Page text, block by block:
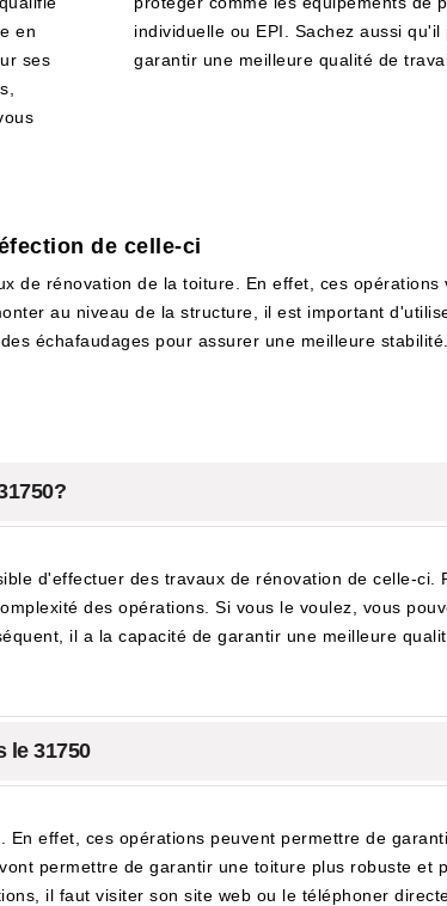
en
ses
individuelle ou EPI. Sachez aussi qu'il
garantir une meilleure qualité de
de celle-ci
de rénovation de la toiture. En effet, ces opérations
au niveau de la structure, il est important
échafaudages pour assurer une meilleure
d'effectuer des travaux de rénovation de celle-ci.
des opérations. Si vous le voulez, vous
il a la capacité de garantir une meilleure
le 31750
effet, ces opérations peuvent permettre de
permettre de garantir une toiture plus robuste et
il faut visiter son site web ou le téléphoner